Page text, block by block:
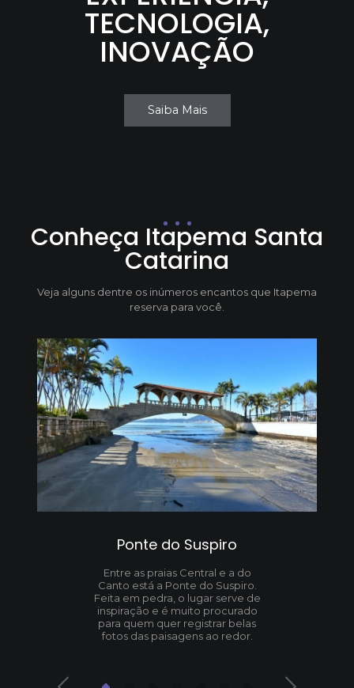
TECNOLOGIA,⁣⁣
INOVAÇÃO⁣⁣
Saiba Mais
Conheça Itapema Santa
Catarina
Veja alguns dentre os inúmeros encantos que Itapema
reserva para você.
Ponte do Suspiro
Entre as praias Central e a do
Canto está a Ponte do Suspiro.
Feita em pedra, o lugar serve de
inspiração e é muito procurado
para quem quer registrar belas
fotos das paisagens ao redor.